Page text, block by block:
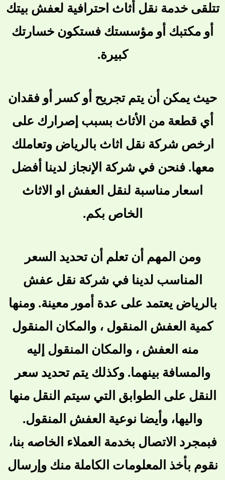
تتلقى خدمة نقل أثاث احترافية لعفش بيتك
أو مكتبك أو مؤسستك فستكون خسارتك
كبيرة.
حيث يمكن أن يتم تجريح أو كسر أو فقدان
أي قطعة من الأثاث بسبب إصرارك على
ارخص شركة نقل اثاث بالرياض وتعاملك
معها. فنحن في شركة الإنجاز لدينا أفضل
اسعار مناسبة لنقل العفش او الاثاث
الخاص بكم.
ومن المهم أن تعلم أن تحديد السعر
المناسب لدينا في شركة نقل عفش
بالرياض يعتمد على عدة أمور معينة. ومنها
كمية العفش المنقول ، والمكان المنقول
منه العفش ، والمكان المنقول إليه
والمسافة بينهما. وكذلك يتم تحديد سعر
النقل على الطوابق التي سيتم النقل منها
واليها، وأيضا نوعية العفش المنقول.
فبمجرد الاتصال بخدمة العملاء الخاصه بنا،
نقوم بأخذ المعلومات الكاملة منك وإرسال